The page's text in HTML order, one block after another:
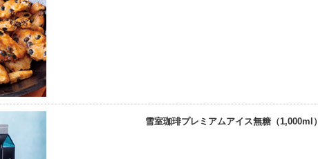
雪室珈琲プレミアムアイス無糖（1,000ml）